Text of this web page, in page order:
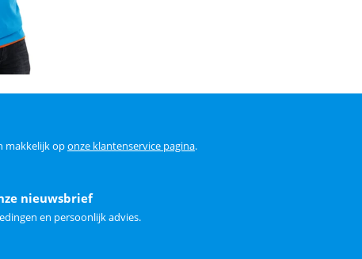
makkelijk oponze klantenservice pagina.
nieuwsbrief
en persoonlijk advies.